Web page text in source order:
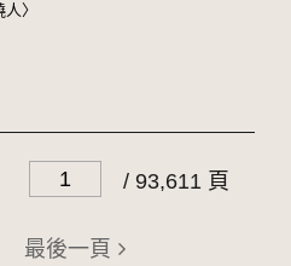
〉
/ 93,611 頁
最後一頁